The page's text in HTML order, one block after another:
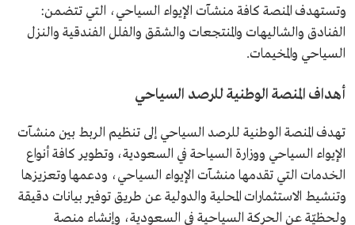
وتستهدف المنصة كافة منشآت الإيواء السياحي، التي تتضمن:
الفنادق والشاليهات والمنتجعات والشقق والفلل الفندقية والنزل
السياحي والمخيمات.
أهداف المنصة الوطنية للرصد السياحي
تهدف المنصة الوطنية للرصد السياحي إلى تنظيم الربط بين منشآت
الإيواء السياحي ووزارة السياحة في السعودية، وتطوير كافة أنواع
الخدمات التي تقدمها منشآت الإيواء السياحي، ودعمها وتعزيزها
وتنشيط الاستثمارات المحلية والدولية عن طريق توفير بيانات دقيقة
ولحظيّة عن الحركة السياحية في السعودية، وإنشاء منصة